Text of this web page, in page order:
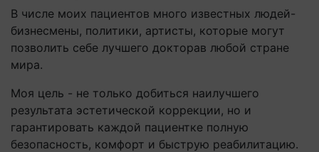
В числе моих пациентов много известных людей-
бизнесмены, политики, артисты, которые могут
позволить себе лучшего докторав любой стране
мира.
Моя цель - не только добиться наилучшего
результата эстетической коррекции, но и
гарантировать каждой пациентке полную
безопасность, комфорт и быструю реабилитацию.